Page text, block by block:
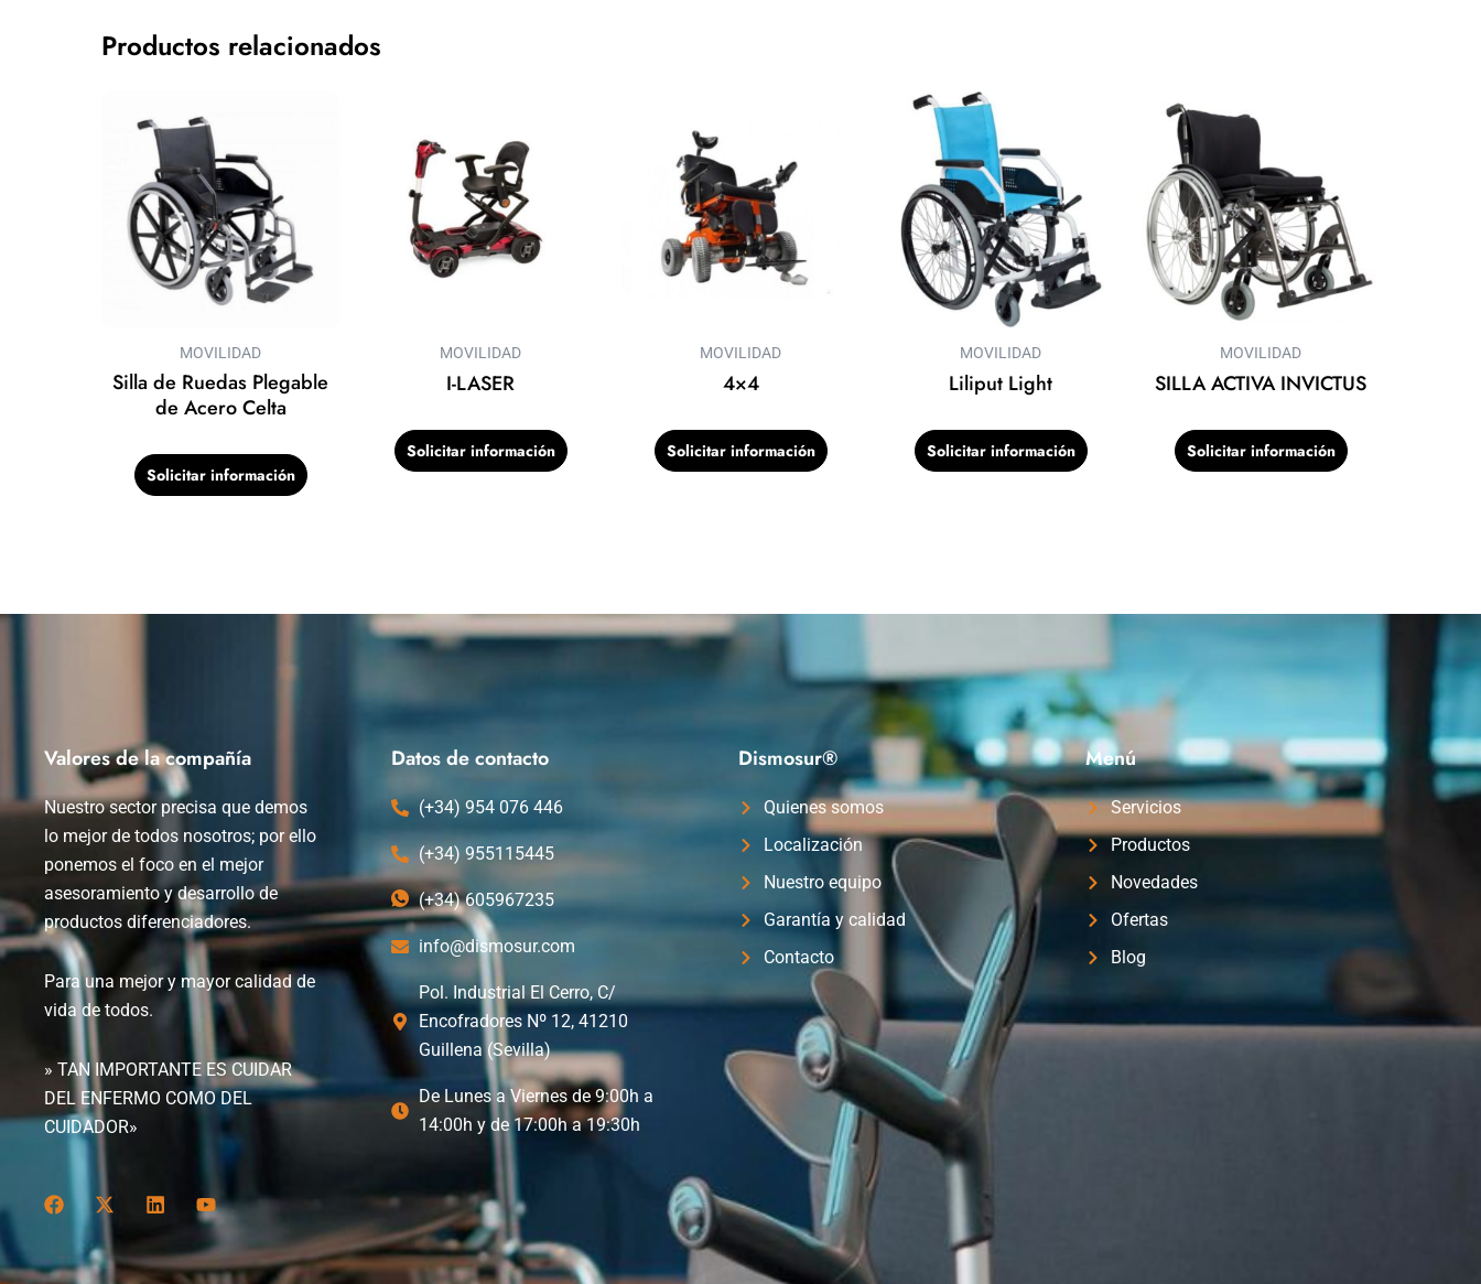
Productos relacionados
MOVILIDAD
Silla de Ruedas Plegable
de Acero Celta
Solicitar información
MOVILIDAD
I-LASER
Solicitar información
MOVILIDAD
4×4
Solicitar información
MOVILIDAD
Liliput Light
Solicitar información
MOVILIDAD
SILLA ACTIVA INVICTUS
Solicitar información
Valores de la compañía
Nuestro sector precisa que demos
lo mejor de todos nosotros; por ello
ponemos el foco en el mejor
asesoramiento y desarrollo de
productos diferenciadores.
Para una mejor y mayor calidad de
vida de todos.
» TAN IMPORTANTE ES CUIDAR
DEL ENFERMO COMO DEL
CUIDADOR»
F
a
e
X
w
L
k
Y
o
u
t
Datos de contacto
(+34) 954 076 446
(+34) 955115445
(+34) 605967235
info@dismosur.com
Pol. Industrial El Cerro, C/
Encofradores Nº 12, 41210
Guillena (Sevilla)
De Lunes a Viernes de 9:00h a
14:00h y de 17:00h a 19:30h
Dismosur®
Quienes somos
Localización
Nuestro equipo
Garantía y calidad
Contacto
Menú
Servicios
Productos
Novedades
Ofertas
Blog